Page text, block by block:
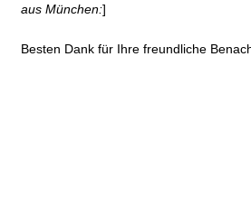
aus München:]
Besten Dank für Ihre freundliche